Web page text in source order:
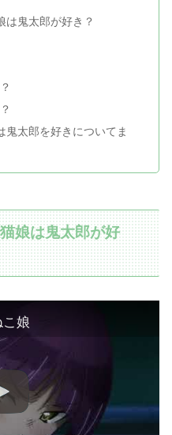
は鬼太郎が好き？
鬼太郎を好きについてま
娘は鬼太郎が好
娘